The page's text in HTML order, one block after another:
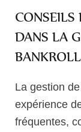
CONSEILS
DANS LA
BANKROLL
La gestion
expérience
fréquentes,